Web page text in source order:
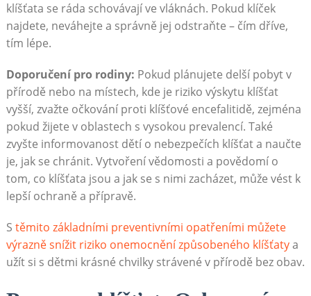
klíšťata se ráda schovávají ve vláknách. Pokud klíček
najdete, neváhejte a správně jej odstraňte – čím dříve,
tím lépe.
Doporučení pro rodiny: Pokud plánujete delší pobyt v
přírodě nebo na místech, kde je riziko výskytu klíšťat
vyšší, zvažte očkování proti klíšťové encefalitidě, zejména
pokud žijete v oblastech s vysokou prevalencí. Také
zvyšte informovanost dětí o nebezpečích klíšťat a naučte
je, jak se chránit. Vytvoření vědomosti a povědomí o
tom, co klíšťata jsou a jak se s nimi zacházet, může vést k
lepší ochraně a přípravě.
S těmito základními preventivními opatřeními můžete
výrazně snížit riziko onemocnění způsobeného klíšťatya
užít si s dětmi krásné chvilky strávené v přírodě bez obav.